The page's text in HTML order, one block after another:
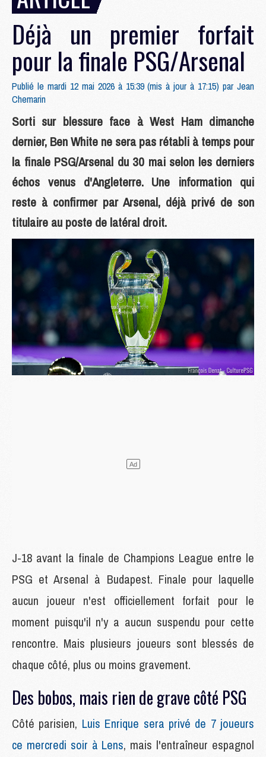
Déjà un premier forfait
pour la finale PSG/Arsenal
Publié le mardi 12 mai 2026 à 15:39 (mis à jour à 17:15) par Jean
Chemarin
Sorti sur blessure face à West Ham dimanche
dernier, Ben White ne sera pas rétabli à temps pour
la finale PSG/Arsenal du 30 mai selon les derniers
échos venus d'Angleterre. Une information qui
reste à confirmer par Arsenal, déjà privé de son
titulaire au poste de latéral droit.
J-18 avant la finale de Champions League entre le
PSG et Arsenal à Budapest. Finale pour laquelle
aucun joueur n'est officiellement forfait pour le
moment puisqu'il n'y a aucun suspendu pour cette
rencontre. Mais plusieurs joueurs sont blessés de
chaque côté, plus ou moins gravement.
Des bobos, mais rien de grave côté PSG
Côté parisien, Luis Enrique sera privé de 7 joueurs
ce mercredi soir à Lens, mais l'entraîneur espagnol